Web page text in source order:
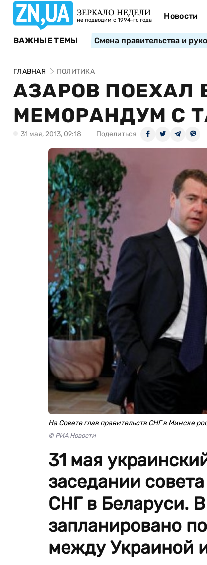
ЗЕРКАЛО НЕДЕЛИ
не подводим с 1994-го года Новости
ВАЖНЫЕ ТЕМЫ Смена правительства и
ГЛАВНАЯ ПОЛИТИКА
АЗАРОВ ПОЕХАЛ
МЕМОРАНДУМ С
31 мая, 2013, 09:18 Поделиться
На Совете глав правительств СНГ в Минске
© РИА Новости
31 мая
заседании
СНГ в Беларуси.
запланировано
между Украиной